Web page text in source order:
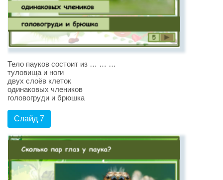
Тело пауков состоит из … … …
туловища и ноги
двух слоёв клеток
одинаковых члеников
головогруди и брюшка
Слайд 7